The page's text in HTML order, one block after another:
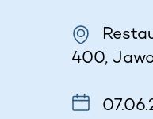
400,